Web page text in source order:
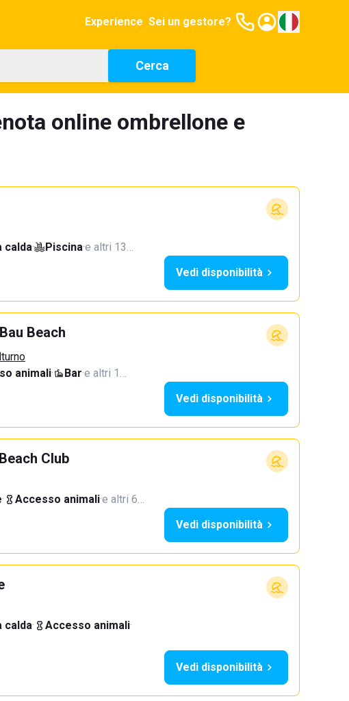
Experience Sei un gestore?
Cerca
online ombrellone e
calda· Piscina·e altri 13…
Vedi disponibilità
Beach
animali· Bar·e altri 1…
Vedi disponibilità
Club
· Accesso animali·e altri 6…
Vedi disponibilità
calda· Accesso animali·
Vedi disponibilità